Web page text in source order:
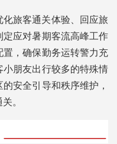
旅客通关体验、回应旅
应对暑期客流高峰工作
，确保勤务运转警力充
朋友出行较多的特殊情
安全引导和秩序维护，
。